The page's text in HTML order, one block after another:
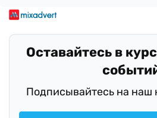
Оставайтесь в
Подписывайтесь на наш